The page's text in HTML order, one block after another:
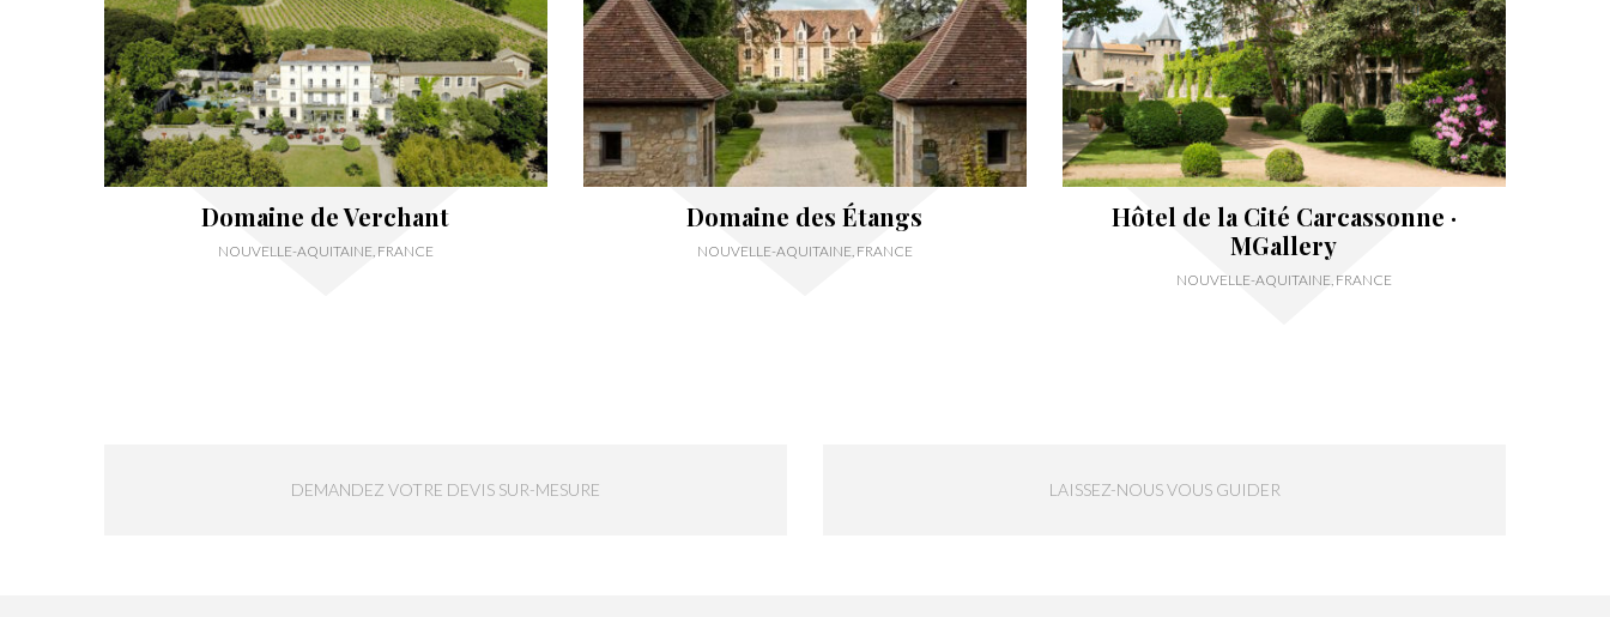
Domaine de Verchant
NOUVELLE-AQUITAINE, FRANCE
Domaine des Étangs
NOUVELLE-AQUITAINE, FRANCE
Hôtel de la Cité Carcassonne ·
MGallery
NOUVELLE-AQUITAINE, FRANCE
DEMANDEZ VOTRE DEVIS SUR-MESURE LAISSEZ-NOUS VOUS GUIDER